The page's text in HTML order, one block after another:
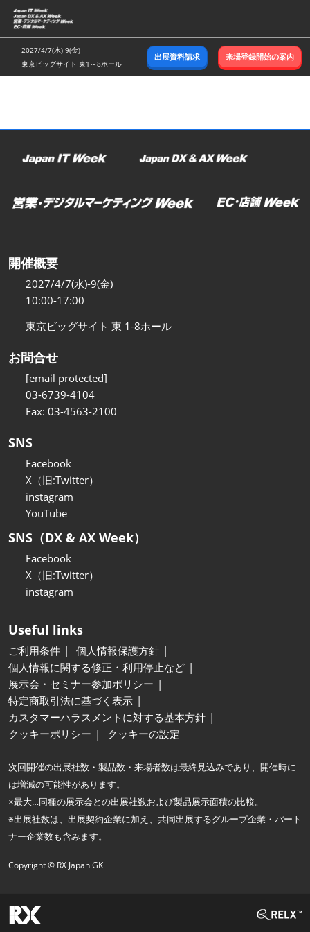
ス
キ
ッ
し
む
2027/4/7(水)-9(金)
東京ビッグサイト 東1～8ホール
出展資料請求 来場登録開始の案内
開催概要
2027/4/7(水)-9(金)
10:00-17:00
東京ビッグサイト 東 1-8ホール
お問合せ
[email protected]
03-6739-4104
Fax: 03-4563-2100
SNS
Facebook
X（旧:Twitter）
instagram
YouTube
SNS（DX & AX Week）
Facebook
X（旧:Twitter）
instagram
Useful links
ご利用条件
個人情報保護方針
個人情報に関する修正・利用停止など
展示会・セミナー参加ポリシー
特定商取引法に基づく表示
カスタマーハラスメントに対する基本方針
クッキーポリシー
クッキーの設定
次回開催の出展社数・製品数・来場者数は最終見込みであり、開催時に
は増減の可能性があります。
※最大…同種の展示会との出展社数および製品展示面積の比較。
※出展社数は、出展契約企業に加え、共同出展するグループ企業・パート
ナー企業数も含みます。
Copyright © RX Japan GK